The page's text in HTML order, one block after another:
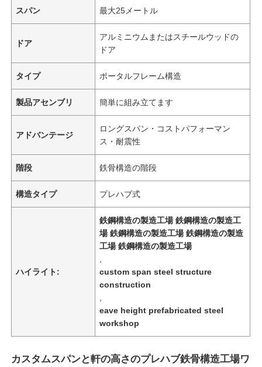
スパン 最大25メートル
ドア
アルミニウムまたはスチールウッドの
ドア
タイプ ポータルフレーム構造
製品アセンブリ 簡単に組み立てます
アドバンテージ
ロングスパン・コストパフォーマン
ス・耐震性
階段 鉄骨構造の階段
構造タイプ プレハブ式
ハイライト:
鉄鋼構造の製造工場 鉄鋼構造の製造工
場 鉄鋼構造の製造工場 鉄鋼構造の製造
工場 鉄鋼構造の製造工場
custom span steel structure
construction
eave height prefabricated steel
workshop
カスタムスパンと軒の高さのプレハブ鉄骨構造工場ワ